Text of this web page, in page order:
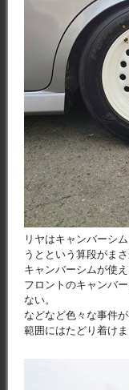
リヤはキャンバーシ
うとという算段がま
キャンバーシムが使
フロントのキャンバ
ない。
などなど色々な事件
範囲にはたどり着けま